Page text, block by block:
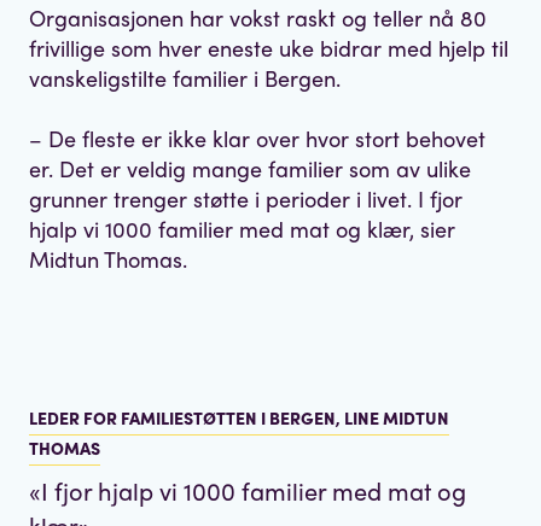
Organisasjonen har vokst raskt og teller nå 80
frivillige som hver eneste uke bidrar med hjelp til
vanskeligstilte familier i Bergen.
– De fleste er ikke klar over hvor stort behovet
er. Det er veldig mange familier som av ulike
grunner trenger støtte i perioder i livet. I fjor
hjalp vi 1000 familier med mat og klær, sier
Midtun Thomas.
LEDER FOR FAMILIESTØTTEN I BERGEN, LINE MIDTUN
THOMAS
«I fjor hjalp vi 1000 familier med mat og